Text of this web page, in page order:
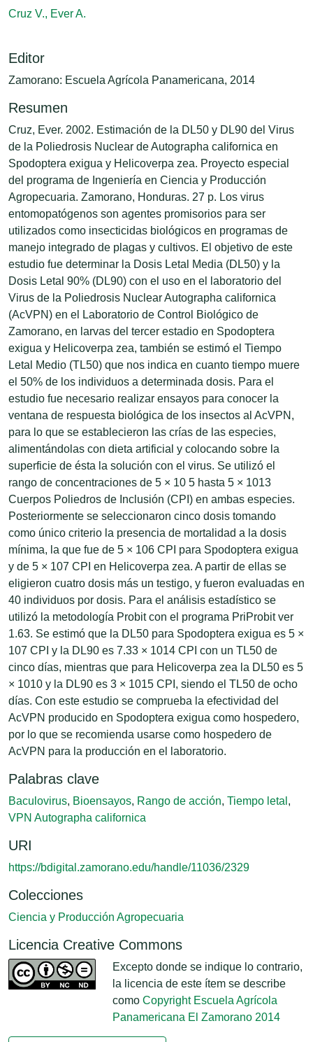
Cruz V., Ever A.
Editor
Zamorano: Escuela Agrícola Panamericana, 2014
Resumen
Cruz, Ever. 2002. Estimación de la DL50 y DL90 del Virus
de la Poliedrosis Nuclear de Autographa californica en
Spodoptera exigua y Helicoverpa zea. Proyecto especial
del programa de Ingeniería en Ciencia y Producción
Agropecuaria. Zamorano, Honduras. 27 p. Los virus
entomopatógenos son agentes promisorios para ser
utilizados como insecticidas biológicos en programas de
manejo integrado de plagas y cultivos. El objetivo de este
estudio fue determinar la Dosis Letal Media (DL50) y la
Dosis Letal 90% (DL90) con el uso en el laboratorio del
Virus de la Poliedrosis Nuclear Autographa californica
(AcVPN) en el Laboratorio de Control Biológico de
Zamorano, en larvas del tercer estadio en Spodoptera
exigua y Helicoverpa zea, también se estimó el Tiempo
Letal Medio (TL50) que nos indica en cuanto tiempo muere
el 50% de los individuos a determinada dosis. Para el
estudio fue necesario realizar ensayos para conocer la
ventana de respuesta biológica de los insectos al AcVPN,
para lo que se establecieron las crías de las especies,
alimentándolas con dieta artificial y colocando sobre la
superficie de ésta la solución con el virus. Se utilizó el
rango de concentraciones de 5 × 10 5 hasta 5 × 1013
Cuerpos Poliedros de Inclusión (CPI) en ambas especies.
Posteriormente se seleccionaron cinco dosis tomando
como único criterio la presencia de mortalidad a la dosis
mínima, la que fue de 5 × 106 CPI para Spodoptera exigua
y de 5 × 107 CPI en Helicoverpa zea. A partir de ellas se
eligieron cuatro dosis más un testigo, y fueron evaluadas en
40 individuos por dosis. Para el análisis estadístico se
utilizó la metodología Probit con el programa PriProbit ver
1.63. Se estimó que la DL50 para Spodoptera exigua es 5 ×
107 CPI y la DL90 es 7.33 × 1014 CPI con un TL50 de
cinco días, mientras que para Helicoverpa zea la DL50 es 5
× 1010 y la DL90 es 3 × 1015 CPI, siendo el TL50 de ocho
días. Con este estudio se comprueba la efectividad del
AcVPN producido en Spodoptera exigua como hospedero,
por lo que se recomienda usarse como hospedero de
AcVPN para la producción en el laboratorio.
Palabras clave
Baculovirus, Bioensayos, Rango de acción, Tiempo letal ,
VPN Autographa californica
URI
https://bdigital.zamorano.edu/handle/11036/2329
Colecciones
Ciencia y Producción Agropecuaria
Licencia Creative Commons
Excepto donde se indique lo contrario,
la licencia de este ítem se describe
como Copyright Escuela Agrícola
Panamericana El Zamorano 2014